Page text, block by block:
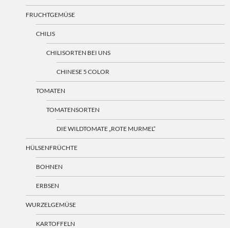
FRUCHTGEMÜSE
CHILIS
CHILISORTEN BEI UNS
CHINESE 5 COLOR
TOMATEN
TOMATENSORTEN
DIE WILDTOMATE „ROTE MURMEL“
HÜLSENFRÜCHTE
BOHNEN
ERBSEN
WURZELGEMÜSE
KARTOFFELN